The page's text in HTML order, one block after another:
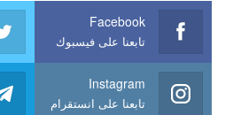
Facebook
تابعنا على فيسبوك
Instagram
تابعنا على انستقرام